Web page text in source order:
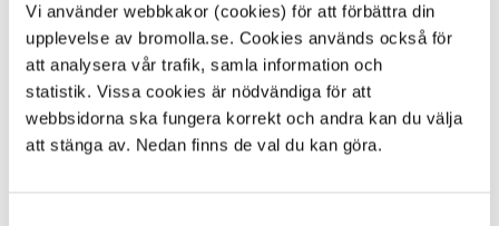
Vi använder webbkakor (cookies) för att förbättra din
upplevelse av bromolla.se. Cookies används också för
att analysera vår trafik, samla information och
statistik. Vissa cookies är nödvändiga för att
webbsidorna ska fungera korrekt och andra kan du välja
att stänga av. Nedan finns de val du kan göra.
273
Alla platser